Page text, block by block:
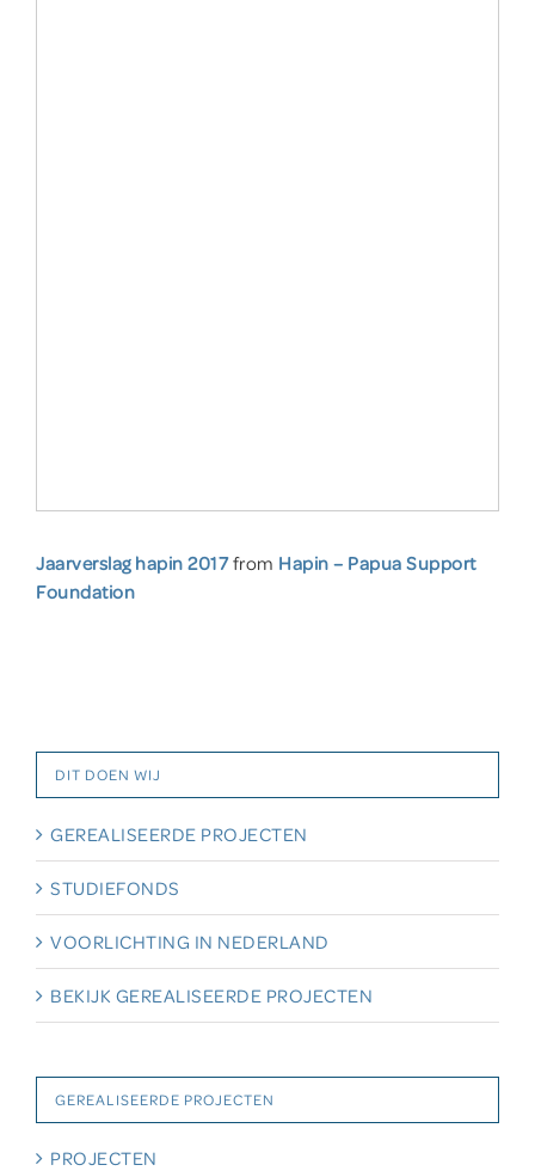
Jaarverslag hapin 2017 from Hapin – Papua Support
Foundation
DIT DOEN WIJ
GEREALISEERDE PROJECTEN
STUDIEFONDS
VOORLICHTING IN NEDERLAND
BEKIJK GEREALISEERDE PROJECTEN
GEREALISEERDE PROJECTEN
PROJECTEN